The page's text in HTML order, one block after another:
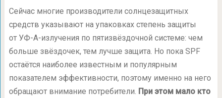
Сейчас многие производители солнцезащитных
средств указывают на упаковках степень защиты
от УФ-А-излучения по пятизвёздочной системе: чем
больше звёздочек, тем лучше защита. Но пока SPF
остаётся наиболее известным и популярным
показателем эффективности, поэтому именно на него
обращают внимание потребители. При этом мало кто